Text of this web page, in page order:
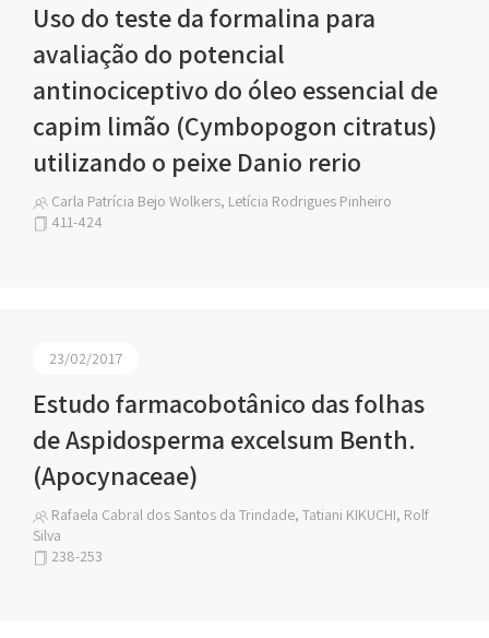
Uso do teste da formalina para
avaliação do potencial
antinociceptivo do óleo essencial de
capim limão (Cymbopogon citratus)
utilizando o peixe Danio rerio
Carla Patrícia Bejo Wolkers, Letícia Rodrigues Pinheiro
411-424
23/02/2017
Estudo farmacobotânico das folhas
de Aspidosperma excelsum Benth.
(Apocynaceae)
Rafaela Cabral dos Santos da Trindade, Tatiani KIKUCHI, Rolf
Silva
238-253